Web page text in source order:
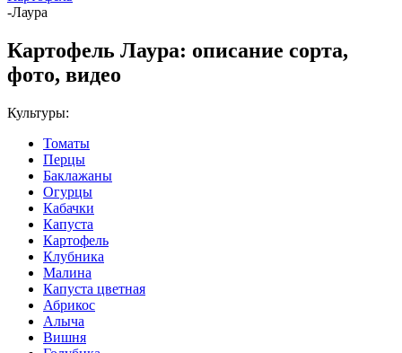
-Лаура
Картофель Лаура: описание сорта,
фото, видео
Культуры:
Томаты
Перцы
Баклажаны
Огурцы
Кабачки
Капуста
Картофель
Клубника
Малина
Капуста цветная
Абрикос
Алыча
Вишня